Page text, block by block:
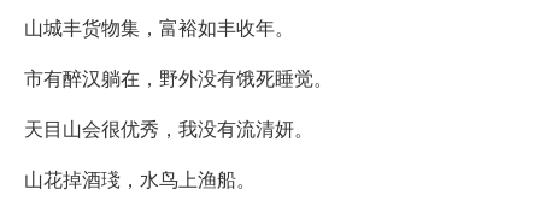
山城丰货物集，富裕如丰收年。
市有醉汉躺在，野外没有饿死睡觉。
天目山会很优秀，我没有流清妍。
山花掉酒琖，水鸟上渔船。